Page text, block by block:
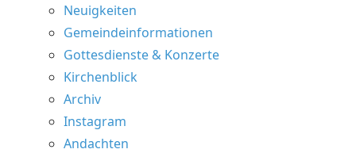
Neuigkeiten
Gemeindeinformationen
Gottesdienste & Konzerte
Kirchenblick
Archiv
Instagram
Andachten